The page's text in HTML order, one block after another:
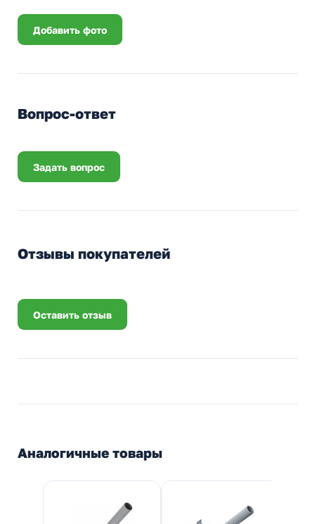
Добавить фото
Вопрос-ответ
Задать вопрос
Отзывы покупателей
Оставить отзыв
Аналогичные товары